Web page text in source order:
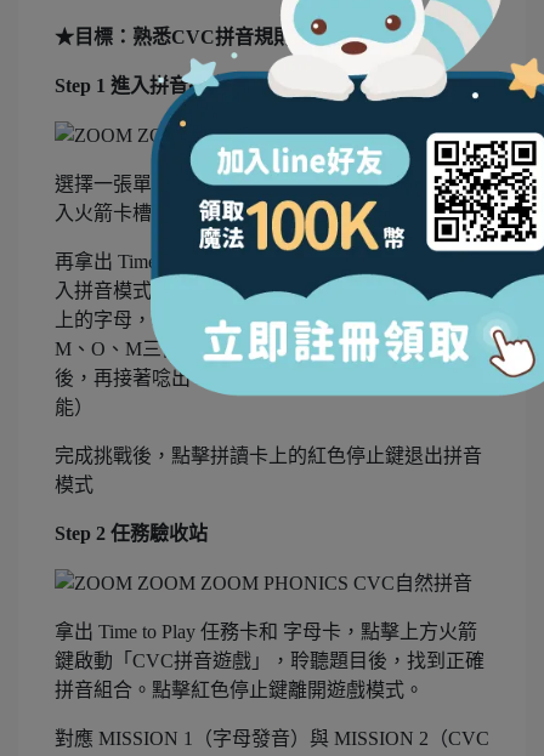
★目標：熟悉CVC拼音規則和技巧。
Step 1 進入拼音組合艙
選擇一張單字圖卡及對應的拼音組合，由左至右放
入火箭卡槽。
再拿出 Time to SPELL 拼讀卡，點擊藍色播放鍵進
入拼音模式。依照子音－母音－子音順序點擊卡片
上的字母，聆聽正確拼音。舉例來說，點單字卡的
M、O、M三個字母，會朗讀每個字母的自然發音
後，再接著唸出 MOM 這個單字喔！（好聰明的功
能）
完成挑戰後，點擊拼讀卡上的紅色停止鍵退出拼音
模式
Step 2 任務驗收站
拿出 Time to Play 任務卡和 字母卡，點擊上方火箭
鍵啟動「CVC拼音遊戲」，聆聽題目後，找到正確
拼音組合。點擊紅色停止鍵離開遊戲模式。
對應 MISSION 1（字母發音）與 MISSION 2（CVC